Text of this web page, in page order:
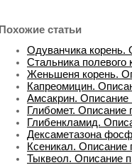
Похожие статьи
Одуванчика корень.
Стальника полевого
Женьшеня корень.
Капреомицин.
Амсакрин. Описание
Глибомет. Описание
Глибенкламид.
Дексаметазона
Ксеникал. Описание
Тыквеол. Описание